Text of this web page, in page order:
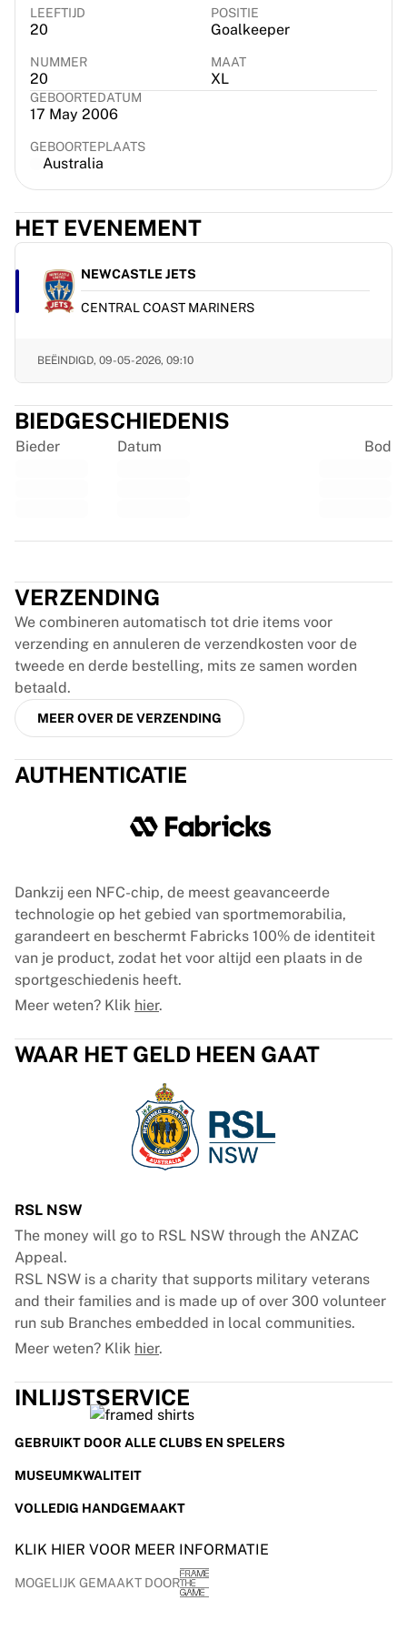
France Rugby
Gloucester Rugby
Bath Rugby
ASM Clermont Auvergne
Harlequins
Bekijk alles over rugby
Cricket
England Cricket
Delhi Capitals
West Indies
Cricket Ireland
IJshockey
Aalborg Pirates
Bekijk alles over ijshockey
Overig
Glory Kickboxing
Team Liquid
Hoe het werkt
LEEFTIJD
20
POSITIE
Goalkeeper
NUMMER
20
MAAT
XL
GEBOORTEDATUM
17 May 2006
GEBOORTEPLAATS
Australia
HET EVENEMENT
NEWCASTLE JETS
CENTRAL COAST MARINERS
BEËINDIGD, 09-05-2026, 09:10
BIEDGESCHIEDENIS
Bieder Datum Bod
VERZENDING
We combineren automatisch tot drie items voor
verzending en annuleren de verzendkosten voor de
tweede en derde bestelling, mits ze samen worden
betaald.
MEER OVER DE VERZENDING
AUTHENTICATIE
Dankzij een NFC-chip, de meest geavanceerde
technologie op het gebied van sportmemorabilia,
garandeert en beschermt Fabricks 100% de identiteit
van je product, zodat het voor altijd een plaats in de
sportgeschiedenis heeft.
Meer weten? Klik hier.
WAAR HET GELD HEEN GAAT
RSL NSW
The money will go to RSL NSW through the ANZAC
Appeal.
RSL NSW is a charity that supports military veterans
and their families and is made up of over 300 volunteer
run sub Branches embedded in local communities.
Meer weten? Klik hier.
INLIJSTSERVICE
GEBRUIKT DOOR ALLE CLUBS EN SPELERS
MUSEUMKWALITEIT
VOLLEDIG HANDGEMAAKT
KLIK HIER VOOR MEER INFORMATIE
MOGELIJK GEMAAKT DOOR